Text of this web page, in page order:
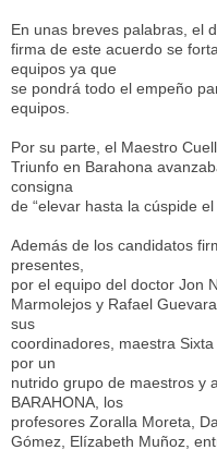
En unas breves palabras, el
firma de este acuerdo se
equipos ya que
se pondrá todo el empeño
equipos.
Por su parte, el Maestro
Triunfo en Barahona
consigna
de “elevar hasta la cúspide
Además de los candidatos
presentes,
por el equipo del doctor Jon
Marmolejos y Rafael
sus
coordinadores, maestra
por un
nutrido grupo de maestros y
BARAHONA, los
profesores Zoralla Moreta,
Gómez, Elízabeth Muñoz,